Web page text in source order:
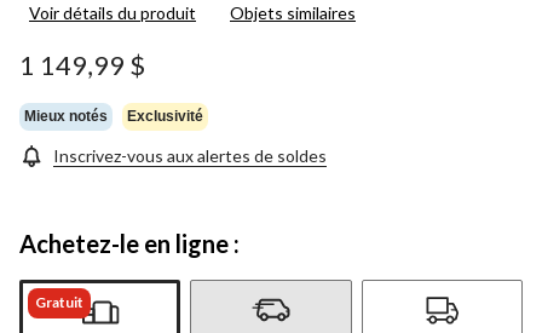
Voir détails du produit Objets similaires
1 149,99 $
Mieux notés Exclusivité
Inscrivez-vous aux alertes de soldes
Achetez-le en ligne :
Gratuit